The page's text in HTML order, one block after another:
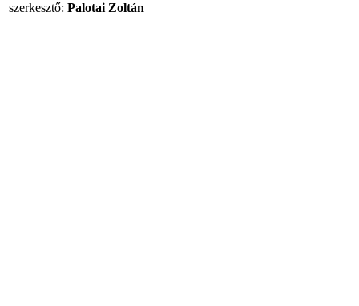
szerkesztő: Palotai Zoltán